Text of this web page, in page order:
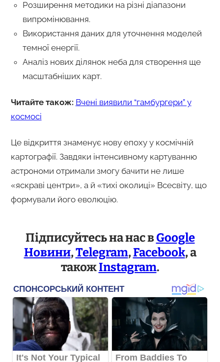
Розширення методики на різні діапазони
випромінювання.
Використання даних для уточнення моделей
темної енергії.
Аналіз нових ділянок неба для створення ще
масштабніших карт.
Читайте також: Вчені виявили “гамбургери” у
космосі
Це відкриття знаменує нову епоху у космічній
картографії. Завдяки інтенсивному картуванню
астрономи отримали змогу бачити не лише
«яскраві центри», а й «тихі околиці» Всесвіту, що
формували його еволюцію.
Підписуйтесь на нас вGoogle
Новини,Telegram,Facebook, а
такожInstagram.